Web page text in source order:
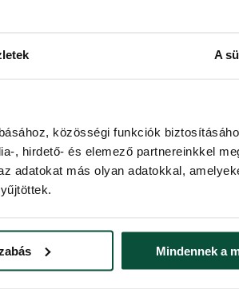
A
közösségi funkciók
, hirdető- és elemező partnereinkkel
adatokat más olyan adatokkal,
Mindennek a
ragaszkodhatunk a karácsonyi